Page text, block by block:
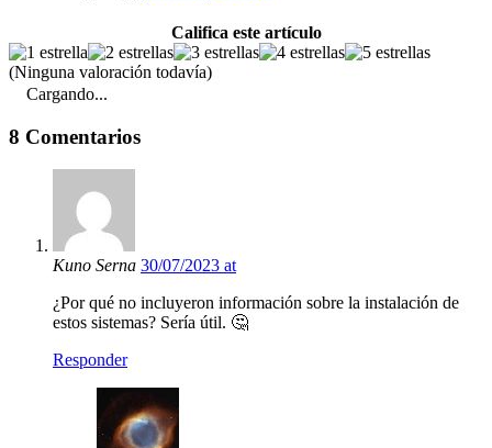
Califica este artículo
(Ninguna valoración todavía)
Cargando...
8 Comentarios
Kuno Serna 30/07/2023 at
¿Por qué no incluyeron información sobre la instalación de
estos sistemas? Sería útil. 🤔
Responder